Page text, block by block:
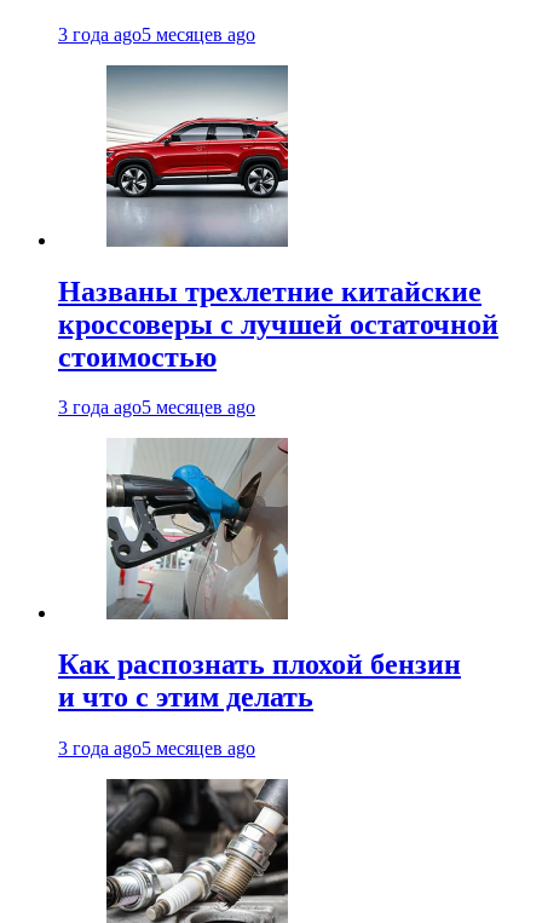
3 года ago5 месяцев ago
Названы трехлетние китайские
кроссоверы с лучшей остаточной
стоимостью
3 года ago5 месяцев ago
Как распознать плохой бензин
и что с этим делать
3 года ago5 месяцев ago